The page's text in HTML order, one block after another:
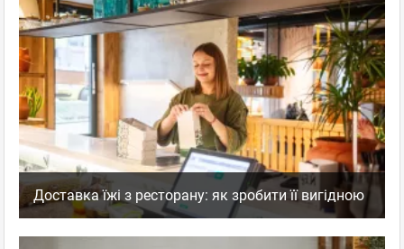
Доставка їжі з ресторану: як зробити її вигідною